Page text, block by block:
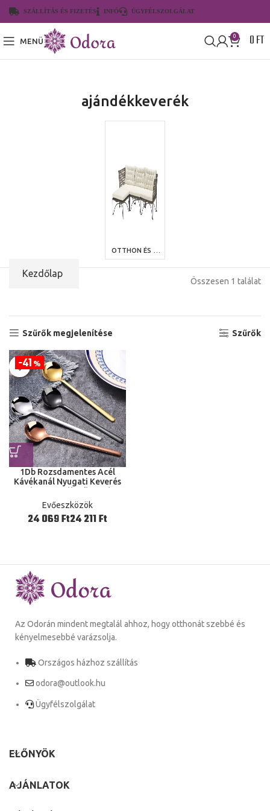
SZÁLLÍTÁS ÉS FIZETÉS INFÓ ÜGYFÉLSZOLGÁLAT
MENÜ
0 0FT
ajándékkeverék
Kezdőlap
Összesen 1 találat
Szűrők megjelenítése Szűrők
41%
1Db Rozsdamentes Acél
Kávékanál Nyugati Keverés
Desszert Ajándékkeverék
Étkészlet
Evőeszközök
Ft Ft
Az Odorán mindent megtalál ahhoz, hogy otthonát szebbé és
kényelmesebbé varázsolja.
Országos házhoz szállítás
odora@outlook.hu
Ügyfélszolgálat
ELŐNYÖK
AJÁNLATOK